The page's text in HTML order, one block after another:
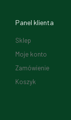
Panel klienta
Sklep
Moje konto
Zamówienie
Koszyk